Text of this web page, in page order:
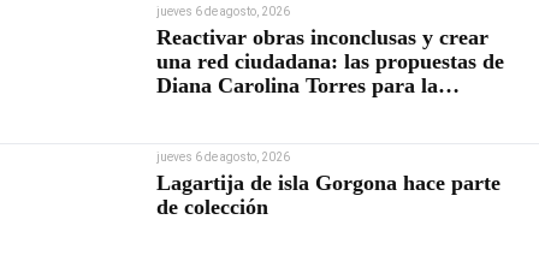
jueves 6 de agosto, 2026
Reactivar obras inconclusas y crear
una red ciudadana: las propuestas de
Diana Carolina Torres para la
jueves 6 de agosto, 2026
Lagartija de isla Gorgona hace parte
de colección